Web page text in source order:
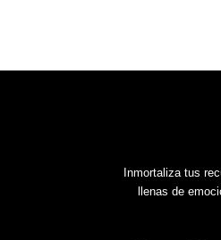
Inmortaliza tus
llenas de